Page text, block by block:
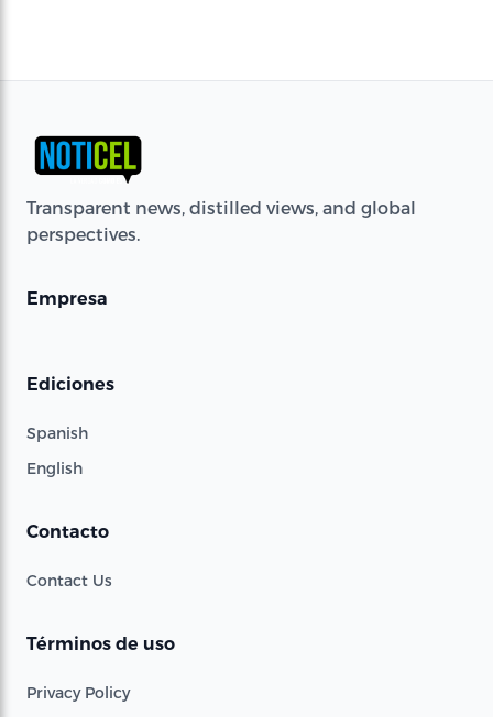
Transparent news, distilled views, and global
perspectives.
Empresa
Ediciones
Spanish
English
Contacto
Contact Us
Términos de uso
Privacy Policy